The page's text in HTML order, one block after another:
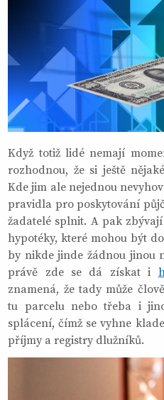
Když totiž lidé nemají
rozhodnou, že si ještě
Kde jim ale nejednou
pravidla pro poskytování
žadatelé splnit. A pak
hypotéky, které mohou být
by nikde jinde žádnou jinou
právě zde se dá získat i
znamená, že tady může
tu parcelu nebo třeba i
splácení, čímž se vyhne
příjmy a registry dlužníků.